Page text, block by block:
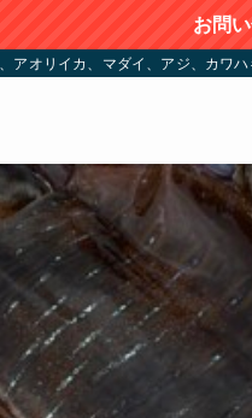
お問
オリイカ、マダイ、アジ、カワハ